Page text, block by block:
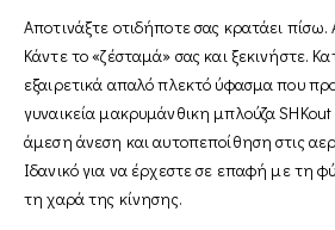
Αποτινάξτε οτιδήποτε σας κρατάει πίσω.
Κάντε το «ζέσταμά» σας και ξεκινήστε.
εξαιρετικά απαλό πλεκτό ύφασμα που
γυναικεία μακρυμάνθικη μπλούζα
άμεση άνεση και αυτοπεποίθηση στις
Ιδανικό για να έρχεστε σε επαφή με τη
τη χαρά της κίνησης.